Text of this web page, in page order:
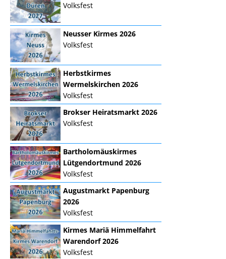
Volksfest
Neusser Kirmes 2026
Volksfest
Herbstkirmes
Wermelskirchen 2026
Volksfest
Brokser Heiratsmarkt 2026
Volksfest
Bartholomäuskirmes
Lütgendortmund 2026
Volksfest
Augustmarkt Papenburg
2026
Volksfest
Kirmes Mariä Himmelfahrt
Warendorf 2026
Volksfest